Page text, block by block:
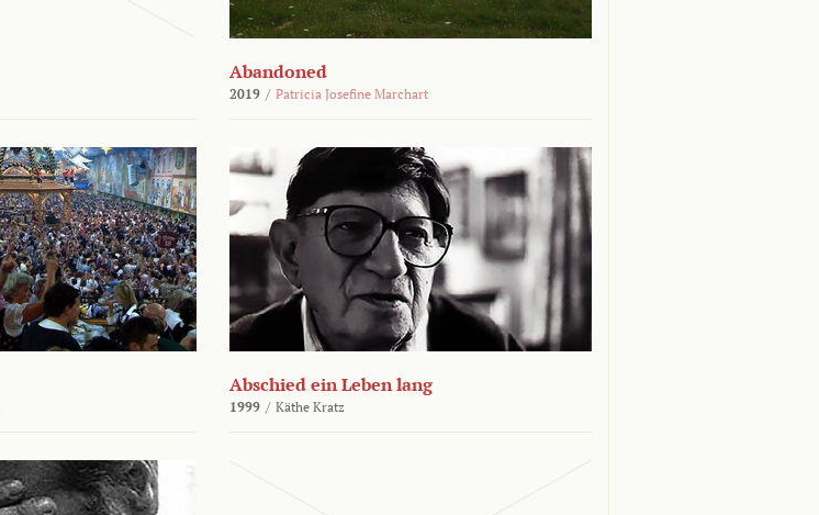
Abandoned
2019 / Patricia Josefine Marchart
Abschied ein Leben lang
1999 / Käthe Kratz